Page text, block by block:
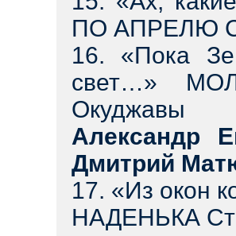
ПО АПРЕЛЮ
16. «Пока
свет…»
Окуджавы
Александр
Дмитрий
17. «Из окон
НАДЕНЬКА